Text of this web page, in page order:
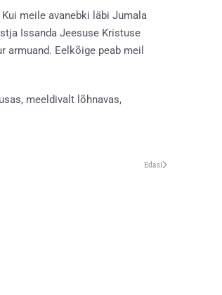
meile avanebki läbi Jumala
Issanda Jeesuse Kristuse
Eelkõige peab meil
meeldivalt lõhnavas,
Edasi